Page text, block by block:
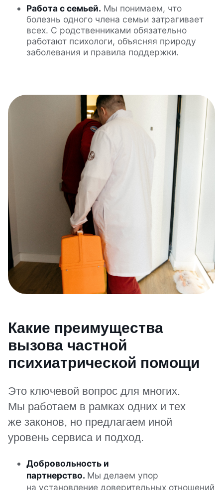
Работа с семьей. Мы понимаем, что
болезнь одного члена семьи затрагивает
всех. С родственниками обязательно
работают психологи, объясняя природу
заболевания и правила поддержки.
Какие преимущества
вызова частной
психиатрической помощи
Это ключевой вопрос для многих.
Мы работаем в рамках одних и тех
же законов, но предлагаем иной
уровень сервиса и подход.
Добровольность и
партнерство. Мы делаем упор
на установление доверительных отношений